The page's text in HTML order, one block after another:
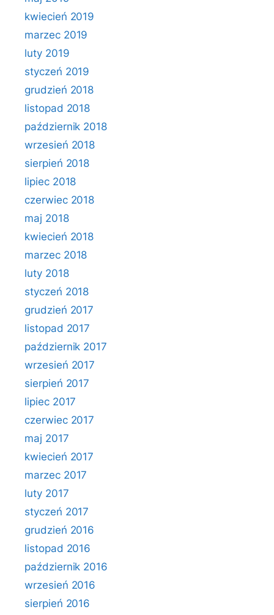
kwiecień 2019
marzec 2019
luty 2019
styczeń 2019
grudzień 2018
listopad 2018
październik 2018
wrzesień 2018
sierpień 2018
lipiec 2018
czerwiec 2018
maj 2018
kwiecień 2018
marzec 2018
luty 2018
styczeń 2018
grudzień 2017
listopad 2017
październik 2017
wrzesień 2017
sierpień 2017
lipiec 2017
czerwiec 2017
maj 2017
kwiecień 2017
marzec 2017
luty 2017
styczeń 2017
grudzień 2016
listopad 2016
październik 2016
wrzesień 2016
sierpień 2016